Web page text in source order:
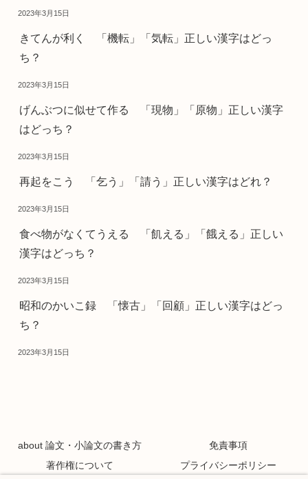
2023年3月15日
きてんが利く 「機転」「気転」正しい漢字はどっ
ち？
2023年3月15日
げんぶつに似せて作る 「現物」「原物」正しい漢字
はどっち？
2023年3月15日
再起をこう 「乞う」「請う」正しい漢字はどれ？
2023年3月15日
食べ物がなくてうえる 「飢える」「餓える」正しい
漢字はどっち？
2023年3月15日
昭和のかいこ録 「懐古」「回顧」正しい漢字はどっ
ち？
2023年3月15日
about 論文・小論文の書き方
免責事項
著作権について
プライバシーポリシー